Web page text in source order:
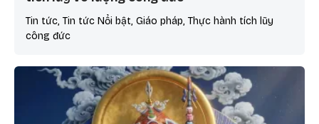
Tin tức, Tin tức Nổi bật, Giáo pháp, Thực hành tích lũy
công đức